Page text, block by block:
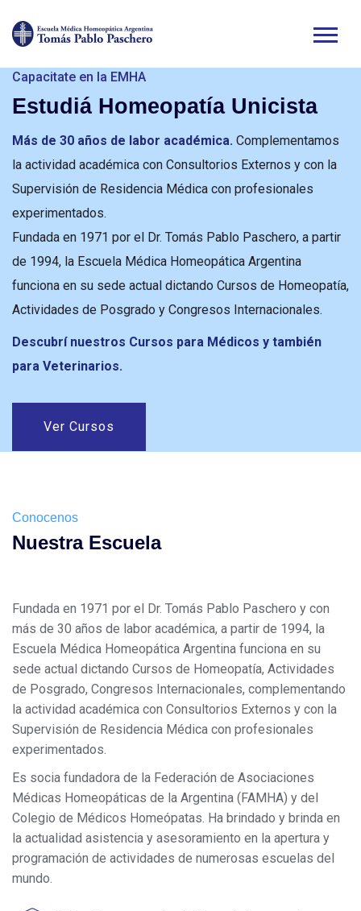
Capacitate en la EMHA
Estudiá Homeopatía Unicista
Más de 30 años de labor académica. Complementamos
la actividad académica con Consultorios Externos y con la
Supervisión de Residencia Médica con profesionales
experimentados.
Fundada en 1971 por el Dr. Tomás Pablo Paschero, a partir
de 1994, la Escuela Médica Homeopática Argentina
funciona en su sede actual dictando Cursos de Homeopatía,
Actividades de Posgrado y Congresos Internacionales.
Descubrí nuestros Cursos para Médicos y también
para Veterinarios.
Ver Cursos
Presenciales & Online
Consultorios Homeopáticos
En la EMHA contamos con Consultorios de Homeopatía
General, Pediátrica y Veterinaria , con muchos años de
experiencia y casos de éxito.
¡Contactanos!
Conocenos
Nuestra Escuela
Fundada en 1971 por el Dr. Tomás Pablo Paschero y con
más de 30 años de labor académica, a partir de 1994, la
Escuela Médica Homeopática Argentina funciona en su
sede actual dictando Cursos de Homeopatía, Actividades
de Posgrado, Congresos Internacionales, complementando
la actividad académica con Consultorios Externos y con la
Supervisión de Residencia Médica con profesionales
experimentados.
Es socia fundadora de la Federación de Asociaciones
Médicas Homeopáticas de la Argentina (FAMHA) y del
Colegio de Médicos Homeópatas. Ha brindado y brinda en
la actualidad asistencia y asesoramiento en la apertura y
programación de actividades de numerosas escuelas del
mundo.